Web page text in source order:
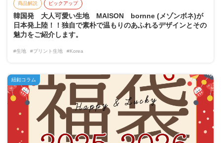
商品解説 ピックアップ
韓国発 大人可愛い生地 MAISON bornne (メゾンボネ)が
日本発上陸！！独自で素朴で温もりのあふれるデザインとその
魅力をご紹介します。
#生地 #プリント生地 #Korea
紐釦コラム